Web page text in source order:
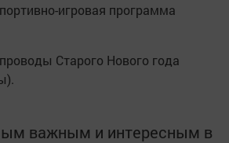
игровая программа
Старого Нового года
важным и интересным в